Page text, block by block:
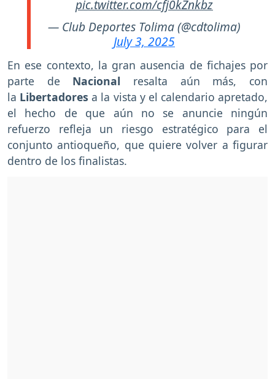
pic.twitter.com/cfj0kZnkbz
— Club Deportes Tolima (@cdtolima)
July 3, 2025
En ese contexto, la gran ausencia de fichajes por
parte de Nacional resalta aún más, con
la Libertadores a la vista y el calendario apretado,
el hecho de que aún no se anuncie ningún
refuerzo refleja un riesgo estratégico para el
conjunto antioqueño, que quiere volver a figurar
dentro de los finalistas.